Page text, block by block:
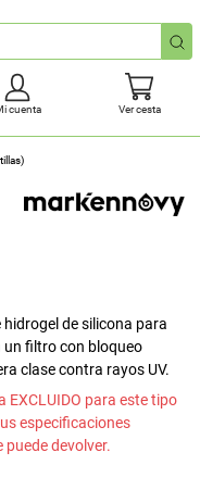
cuenta Ver cesta
de silicona para
un filtro con bloqueo
clase contra rayos UV.
EXCLUIDO para este tipo
especificaciones
devolver.